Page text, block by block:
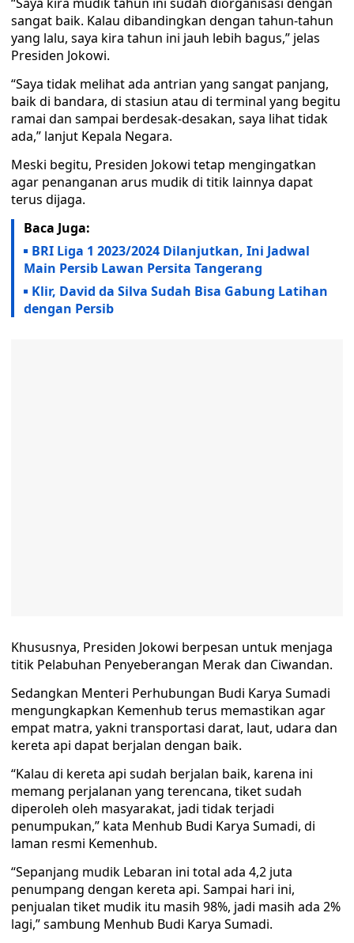
sangat baik. Kalau dibandingkan dengan tahun-tahun
yang lalu, saya kira tahun ini jauh lebih bagus,” jelas
Presiden Jokowi.
“Saya tidak melihat ada antrian yang sangat panjang,
baik di bandara, di stasiun atau di terminal yang begitu
ramai dan sampai berdesak-desakan, saya lihat tidak
ada,” lanjut Kepala Negara.
Meski begitu, Presiden Jokowi tetap mengingatkan
agar penanganan arus mudik di titik lainnya dapat
terus dijaga.
Baca Juga:
BRI Liga 1 2023/2024 Dilanjutkan, Ini Jadwal
Main Persib Lawan Persita Tangerang
Klir, David da Silva Sudah Bisa Gabung Latihan
dengan Persib
Khususnya, Presiden Jokowi berpesan untuk menjaga
titik Pelabuhan Penyeberangan Merak dan Ciwandan.
Sedangkan Menteri Perhubungan Budi Karya Sumadi
mengungkapkan Kemenhub terus memastikan agar
empat matra, yakni transportasi darat, laut, udara dan
kereta api dapat berjalan dengan baik.
“Kalau di kereta api sudah berjalan baik, karena ini
memang perjalanan yang terencana, tiket sudah
diperoleh oleh masyarakat, jadi tidak terjadi
penumpukan,” kata Menhub Budi Karya Sumadi, di
laman resmi Kemenhub.
“Sepanjang mudik Lebaran ini total ada 4,2 juta
penumpang dengan kereta api. Sampai hari ini,
penjualan tiket mudik itu masih 98%, jadi masih ada 2%
lagi,” sambung Menhub Budi Karya Sumadi.